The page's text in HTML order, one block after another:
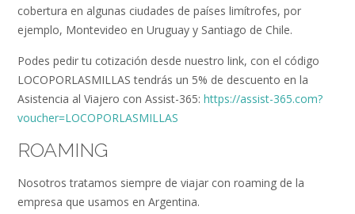
cobertura en algunas ciudades de países limítrofes, por
ejemplo, Montevideo en Uruguay y Santiago de Chile.
Podes pedir tu cotización desde nuestro link, con el código
LOCOPORLASMILLAS tendrás un 5% de descuento en la
Asistencia al Viajero con Assist-365: https://assist-365.com?
voucher=LOCOPORLASMILLAS
ROAMING
Nosotros tratamos siempre de viajar con roaming de la
empresa que usamos en Argentina.